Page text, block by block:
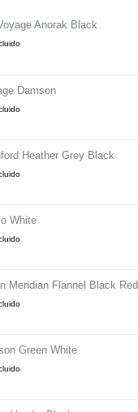
Anorak Black
Damson
Heather Grey Black
White
Meridian Flannel Black Red
Green White